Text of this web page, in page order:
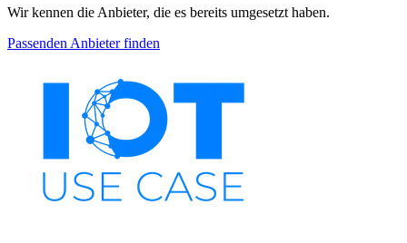
Wir kennen die Anbieter, die es bereits umgesetzt haben.
Passenden Anbieter finden